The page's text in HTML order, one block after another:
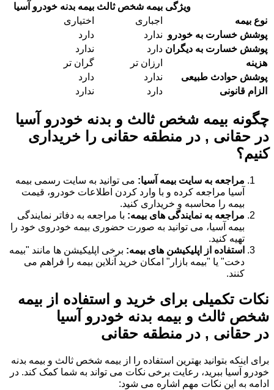
ویژگی بیمه شخص ثالث بیمه بدنه خودرو آسیا
نوع بیمه
اجباری
اختیاری
پوشش خسارت به خودرو ندارد
دارد
پوشش خسارت به دیگران دارد
ندارد
هزینه
ارزان تر
گران تر
پوشش حوادث طبیعی
ندارد
دارد
الزام قانونی
دارد ندارد
چگونه بیمه شخص ثالث و بدنه خودرو آسیا
در حقانی , در منطقه حقانی را خریداری
کنیم؟
مراجعه به سایت بیمه آسیا: می توانید به سایت رسمی بیمه
آسیا مراجعه کرده و با وارد کردن اطلاعات خودرو، قیمت
بیمه را محاسبه و خریداری کنید.
مراجعه به نمایندگی های بیمه: با مراجعه به دفاتر نمایندگی
بیمه آسیا، می توانید به صورت حضوری بیمه خودروی خود را
تهیه کنید.
استفاده از اپلیکیشن های بیمه: برخی اپلیکیشن ها مانند "بیمه
دخت" یا "بیمه بازار" امکان خرید آنلاین بیمه را فراهم می
کنند.
نکات تکمیلی برای خرید و استفاده از بیمه
شخص ثالث و بیمه بدنه خودرو آسیا
در حقانی , در منطقه حقانی
برای اینکه بتوانید بهترین استفاده را از بیمه شخص ثالث و بیمه بدنه
خودرو آسیا ببرید، رعایت برخی نکات می تواند به شما کمک کند. در
ادامه به این نکات مهم اشاره می شود: